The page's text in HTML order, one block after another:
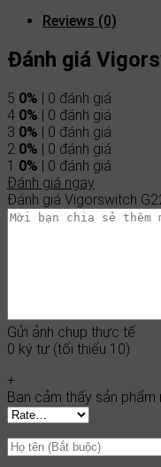
Reviews (0)
Đánh giá
5 0% | 0 đánh giá
4 0% | 0 đánh giá
3 0% | 0 đánh giá
2 0% | 0 đánh giá
1 0% | 0 đánh giá
Đánh giá ngay
Đánh giá Vigorswitch
Gửi ảnh chụp thực tế
0 ký tự (tối thiểu 10)
+
Bạn cảm thấy sản